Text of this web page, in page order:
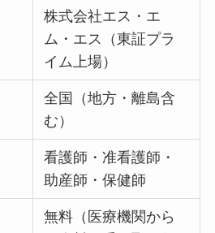
株式会社エス・エ
ム・エス（東証プラ
イム上場）
全国（地方・離島含
む）
看護師・准看護師・
助産師・保健師
無料（医療機関から